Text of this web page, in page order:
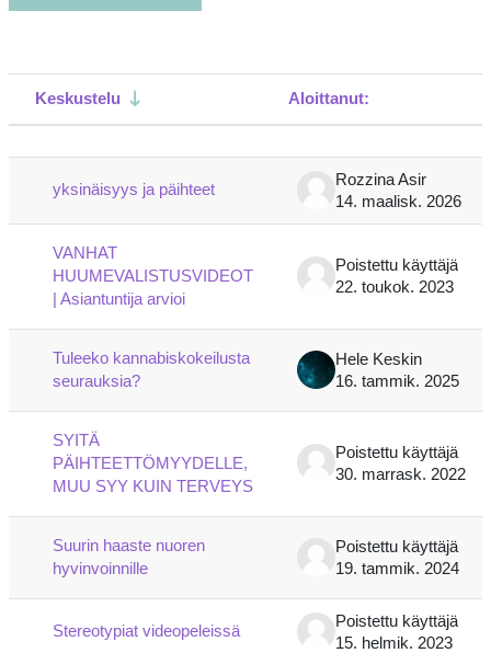
Tilanne
Keskustelu Aloittanut:
yksinäisyys ja päihteet
Rozzina Asir
14. maalisk. 2026
VANHAT
HUUMEVALISTUSVIDEOT
| Asiantuntija arvioi
Poistettu käyttäjä
22. toukok. 2023
Tuleeko kannabiskokeilusta
seurauksia?
Hele Keskin
16. tammik. 2025
SYITÄ
PÄIHTEETTÖMYYDELLE,
MUU SYY KUIN TERVEYS
Poistettu käyttäjä
30. marrask. 2022
Suurin haaste nuoren
hyvinvoinnille
Poistettu käyttäjä
19. tammik. 2024
Stereotypiat videopeleissä
Poistettu käyttäjä
15. helmik. 2023